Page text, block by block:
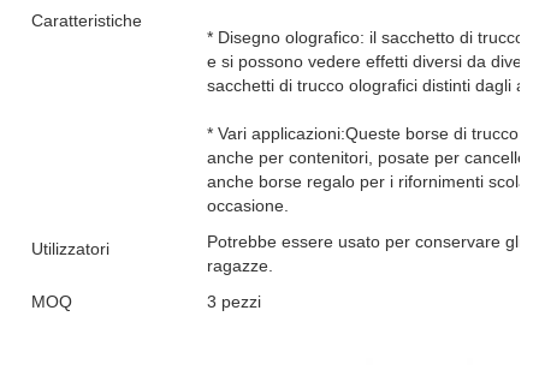
Caratteristiche
* Disegno olografico: il sacchetto di trucco
e si possono vedere effetti diversi da
sacchetti di trucco olografici distinti dagli
* Vari applicazioni:Queste borse di trucco
anche per contenitori, posate per
anche borse regalo per i rifornimenti
occasione.
Utilizzatori
Potrebbe essere usato per conservare gli
ragazze.
MOQ
3 pezzi